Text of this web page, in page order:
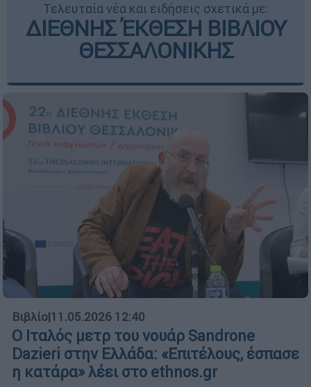
Τελευταία νέα και ειδήσεις σχετικά με:
ΔΙΕΘΝΗΣ ΈΚΘΕΣΗ ΒΙΒΛΙΟΥ
ΘΕΣΣΑΛΟΝΙΚΗΣ
Βιβλίο|11.05.2026 12:40
Ο Ιταλός μετρ του νουάρ Sandrone
Dazieri στην Ελλάδα: «Επιτέλους, έσπασε
η κατάρα» λέει στο ethnos.gr